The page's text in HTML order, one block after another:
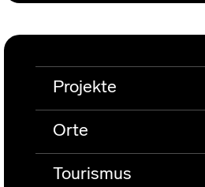
Projekte
Orte
Tourismus